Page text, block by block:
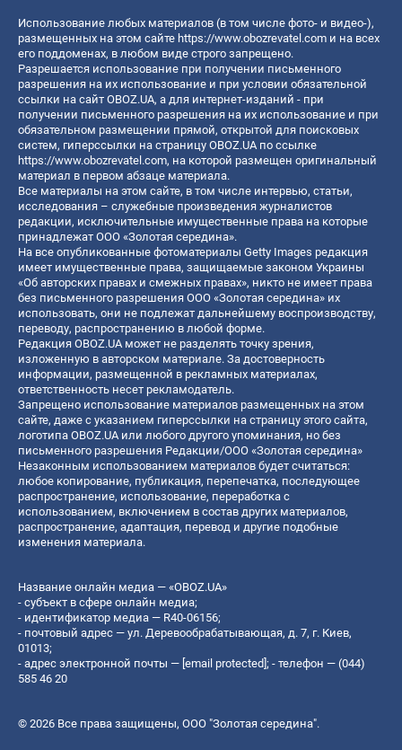
Использование любых материалов (в том числе фото- и видео-),
размещенных на этом сайте https://www.obozrevatel.com и на всех
его поддоменах, в любом виде строго запрещено.
Разрешается использование при получении письменного
разрешения на их использование и при условии обязательной
ссылки на сайт OBOZ.UA, а для интернет-изданий - при
получении письменного разрешения на их использование и при
обязательном размещении прямой, открытой для поисковых
систем, гиперссылки на страницу OBOZ.UA по ссылке
https://www.obozrevatel.com, на которой размещен оригинальный
материал в первом абзаце материала.
Все материалы на этом сайте, в том числе интервью, статьи,
исследования – служебные произведения журналистов
редакции, исключительные имущественные права на которые
принадлежат ООО «Золотая середина».
На все опубликованные фотоматериалы Getty Images редакция
имеет имущественные права, защищаемые законом Украины
«Об авторских правах и смежных правах», никто не имеет права
без письменного разрешения ООО «Золотая середина» их
использовать, они не подлежат дальнейшему воспроизводству,
переводу, распространению в любой форме.
Редакция OBOZ.UA может не разделять точку зрения,
изложенную в авторском материале. За достоверность
информации, размещенной в рекламных материалах,
ответственность несет рекламодатель.
Запрещено использование материалов размещенных на этом
сайте, даже с указанием гиперссылки на страницу этого сайта,
логотипа OBOZ.UA или любого другого упоминания, но без
письменного разрешения Редакции/ООО «Золотая середина»
Незаконным использованием материалов будет считаться:
любое копирование, публикация, перепечатка, последующее
распространение, использование, переработка с
использованием, включением в состав других материалов,
распространение, адаптация, перевод и другие подобные
изменения материала.
Название онлайн медиа — «OBOZ.UA»
- субъект в сфере онлайн медиа;
- идентификатор медиа — R40-06156;
- почтовый адрес — ул. Деревообрабатывающая, д. 7, г. Киев,
01013;
- адрес электронной почты — [email protected] ; - телефон — (044)
585 46 20
© 2026 Все права защищены, ООО "Золотая середина".